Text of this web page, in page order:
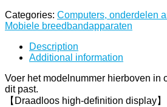
Categories: Computers, onderdelen
Mobiele breedbandapparaten
Description
Additional information
Voer het modelnummer hierboven in
dit past.
【Draadloos high-definition display